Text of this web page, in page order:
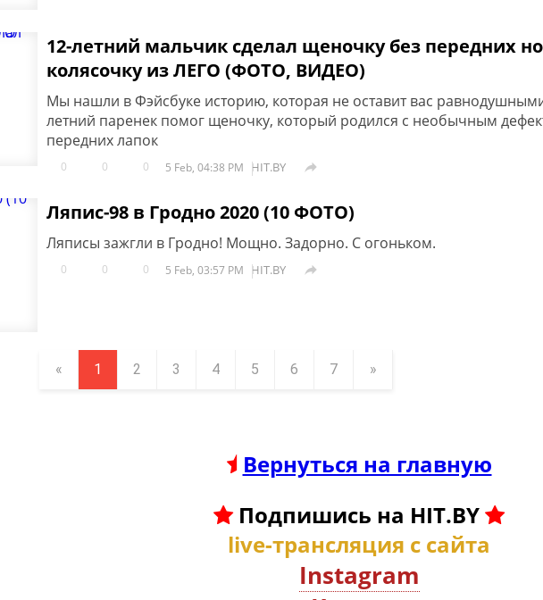
12-летний мальчик сделал щеночку без передних
колясочку из ЛЕГО (ФОТО, ВИДЕО)
Мы нашли в Фэйсбуке историю, которая не оставит вас
летний паренек помог щеночку, который родился с необычным
передних лапок
0 0 0 5 Feb, 04:38 PM HIT.BY 
Ляпис-98 в Гродно 2020 (10 ФОТО)
Ляписы зажгли в Гродно! Мощно. Задорно. С огоньком.
0 0 0 5 Feb, 03:57 PM HIT.BY 
« 1 2 3 4 5 6 7 »
Вернуться на главную
Подпишись на HIT.BY
live-трансляция с сайта
Instagram